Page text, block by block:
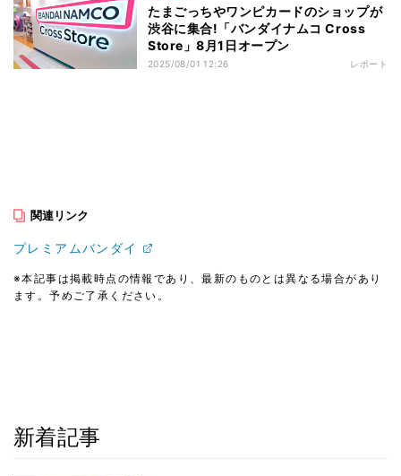
たまごっちやワンピカードのショップが
渋谷に集合!「バンダイナムコ Cross
Store」8月1日オープン
2025/08/01 12:26 レポート
関連リンク
プレミアムバンダイ
※本記事は掲載時点の情報であり、最新のものとは異なる場合があり
ます。予めご了承ください。
新着記事